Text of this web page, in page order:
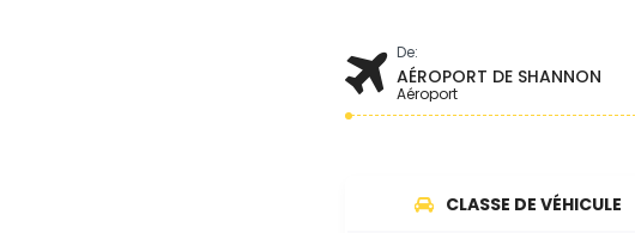
De:
AÉROPORT DE SHANNON
Aéroport
CLASSE DE VÉHICULE